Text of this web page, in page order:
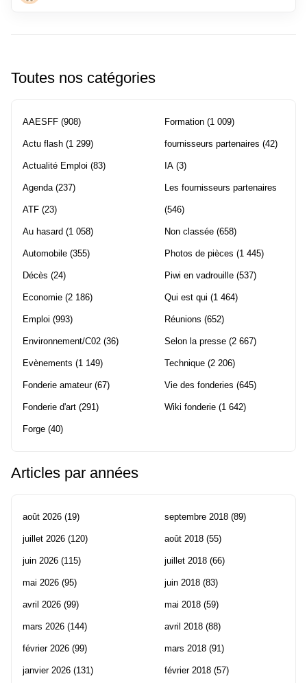
Toutes nos catégories
AAESFF (908)
Actu flash (1 299)
Actualité Emploi (83)
Agenda(237)
ATF (23)
Au hasard (1 058)
Automobile (355)
Décès (24)
Economie (2 186)
Emploi (993)
Environnement/C02 (36)
Evènements (1 149)
Fonderie amateur(67)
Fonderie d'art (291)
Forge (40)
Formation (1 009)
fournisseurs partenaires (42)
IA (3)
Les fournisseurs partenaires
(546)
Non classée (658)
Photos de pièces (1 445)
Piwi en vadrouille (537)
Qui est qui (1 464)
Réunions (652)
Selon la presse (2 667)
Technique (2 206)
Vie des fonderies (645)
Wiki fonderie (1 642)
Articles par années
août 2026 (19)
juillet 2026 (120)
juin 2026 (115)
mai 2026 (95)
avril 2026 (99)
mars 2026 (144)
février 2026 (99)
janvier 2026 (131)
septembre 2018 (89)
août 2018 (55)
juillet 2018 (66)
juin 2018 (83)
mai 2018 (59)
avril 2018 (88)
mars 2018 (91)
février 2018 (57)